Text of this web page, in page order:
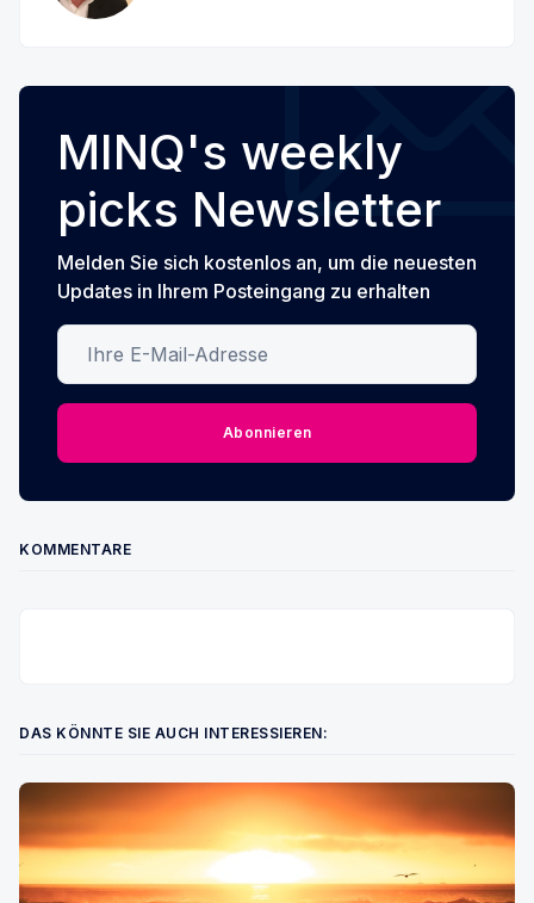
MINQ's weekly
picks Newsletter
Melden Sie sich kostenlos an, um die neuesten
Updates in Ihrem Posteingang zu erhalten
Ihre E-Mail-Adresse
Abonnieren
KOMMENTARE
DAS KÖNNTE SIE AUCH INTERESSIEREN: